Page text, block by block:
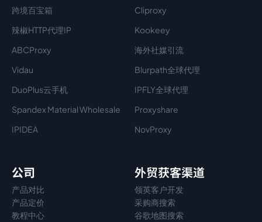
跨境百宝箱
Cliproxy
辣椒HTTP代理IP
Kookeey
ABCProxy
海外社媒引流
Vidau
Blurpath全球代理
DuoPlus云手机
IPFLY全球代理
Spandex Material Wholesale​
Proxyshare
IPIDEA
NovProxy
公司
产品对比
产品定价
教程中心
外贸获客渠道
领英客户开发
采购商搜索
谷歌地图搜索